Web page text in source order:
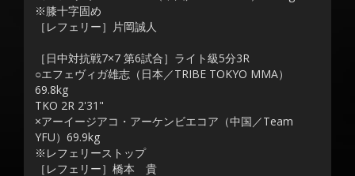
※膝十字固め
［レフェリー］片岡誠人
［日中対抗戦7×7 第6試合］ライト級5分3R
○エフェヴィガ雄志（日本／TRIBE TOKYO MMA）
69.8kg
TKO 2R 2'31"
×アーイージアコ・アーケンビエコア（中国／Team
YFU）69.9kg
※レフェリーストップ
［レフェリー］橋本 貴